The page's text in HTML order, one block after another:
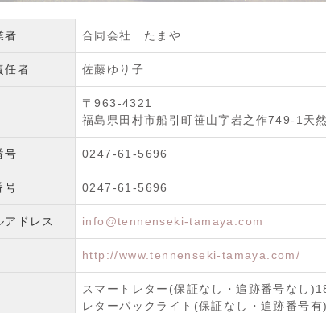
者 合同会社 たまや
任者 佐藤ゆり子
〒963-4321
福島県田村市船引町笹山字岩之作749-1天
号 0247-61-5696
号 0247-61-5696
アドレス info@tennenseki-tamaya.com
http://www.tennenseki-tamaya.com/
スマートレター(保証なし・追跡番号なし
レターパックライト(保証なし・追跡番号